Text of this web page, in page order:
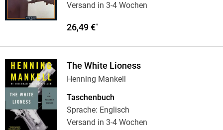
Versand in 3-4 Wochen
26,49 €*
The White Lioness
Henning Mankell
Taschenbuch
Sprache: Englisch
Versand in 3-4 Wochen